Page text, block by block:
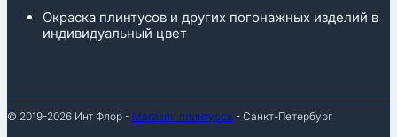
Окраска плинтусов и других погонажных изделий в
индивидуальный цвет
© 2019-2026 Инт Флор - Магазин плинтусов - Санкт-Петербург